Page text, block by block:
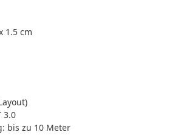
1.5 cm
3.0
bis zu 10 Meter